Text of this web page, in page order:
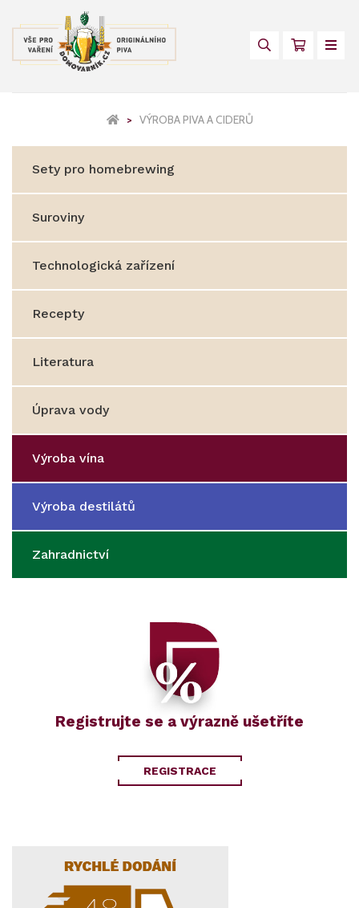
VÝROBA PIVA A CIDERŮ
Sety pro homebrewing
Suroviny
Technologická zařízení
Recepty
Literatura
Úprava vody
Výroba vína
Výroba destilátů
Zahradnictví
Registrujte se a výrazně ušetříte
REGISTRACE